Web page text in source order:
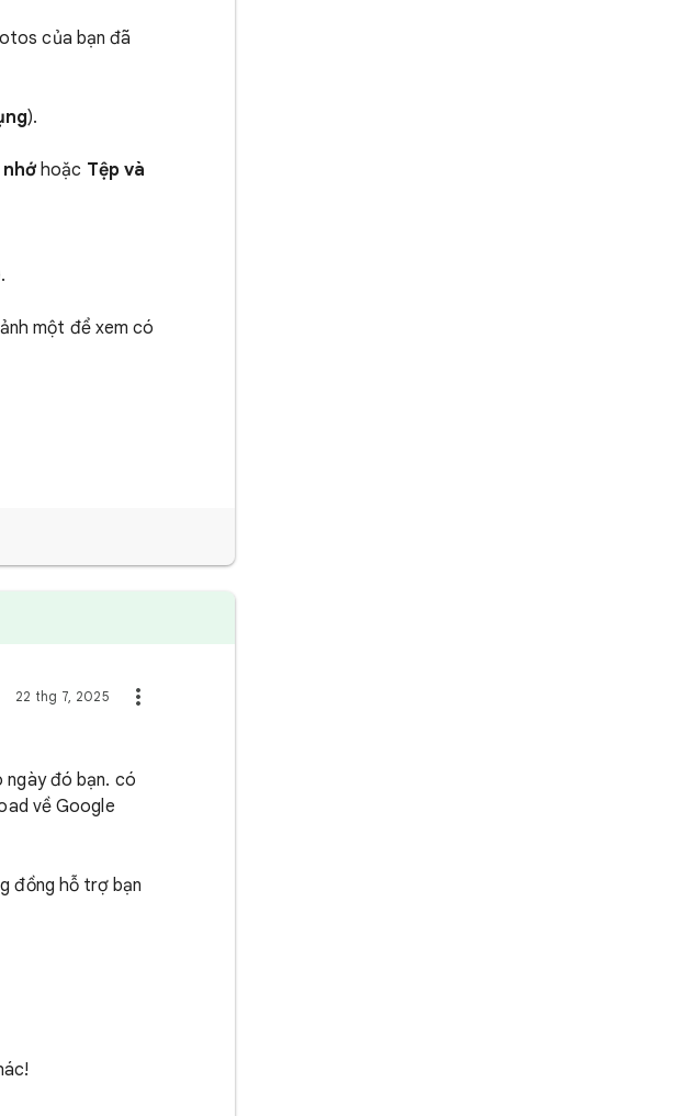
của bạn đã
).
hoặc Tệp và
một để xem có
22 thg 7, 2025
ngày đó bạn. có
về Google
đồng hỗ trợ bạn